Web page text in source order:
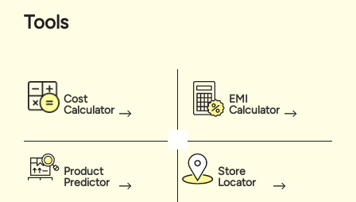
Tools
Cost
Calculator
EMI
Calculator
Product
Predictor
Store
Locator